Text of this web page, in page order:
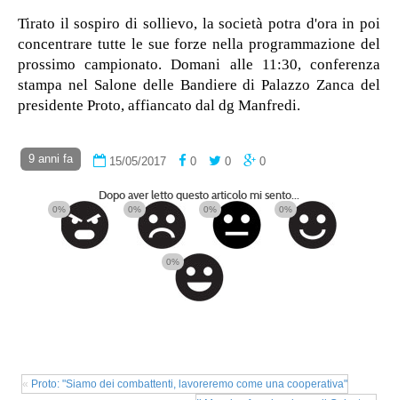
Tirato il sospiro di sollievo, la società potra d'ora in poi
concentrare tutte le sue forze nella programmazione del
prossimo campionato. Domani alle 11:30, conferenza
stampa nel Salone delle Bandiere di Palazzo Zanca del
presidente Proto, affiancato dal dg Manfredi.
9 anni fa 15/05/2017 0 0 0
Dopo aver letto questo articolo mi sento...
0% 0% 0% 0%
0%
« Proto: "Siamo dei combattenti, lavoreremo come una cooperativa"